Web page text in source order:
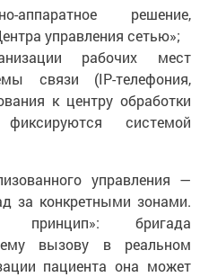
аппаратное решение,
управления сетью»;
рабочих мест
связи (IP-телефония,
к центру обработки
системой
управления —
за конкретными зонами.
принцип»: бригада
вызову в реальном
пациента она может